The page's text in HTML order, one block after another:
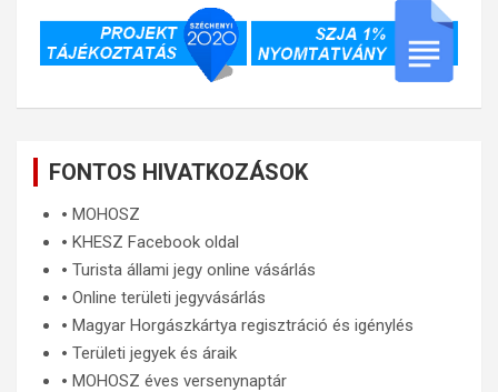
FONTOS HIVATKOZÁSOK
🞄 MOHOSZ
🞄 KHESZ Facebook oldal
🞄 Turista állami jegy online vásárlás
🞄 Online területi jegyvásárlás
🞄 Magyar Horgászkártya regisztráció és igénylés
🞄 Területi jegyek és áraik
🞄 MOHOSZ éves versenynaptár